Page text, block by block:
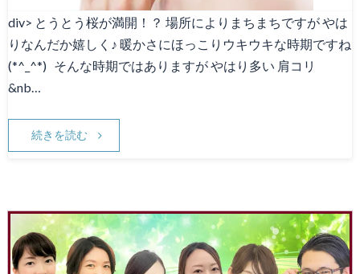
div> とうとう桜が満開！？ 場所によりまちまちですが やは
りなんだか嬉しく♪ 暖かさにほっこりウキウキな時期ですね
(*^_^*) そんな時期ではありますが やはり多い 肩コリ
&nb…
続きを読む